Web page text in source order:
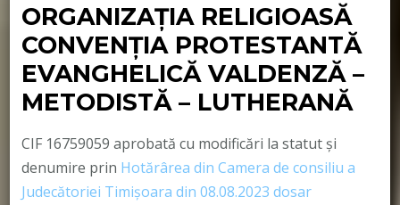
ORGANIZAȚIA RELIGIOASĂ
CONVENŢIA PROTESTANTĂ
EVANGHELICĂ VALDENZĂ –
METODISTĂ – LUTHERANĂ
CIF 16759059 aprobată cu modificări la statut și
denumire prin Hotărârea din Camera de consiliu a
Judecătoriei Timișoara din 08.08.2023 dosar